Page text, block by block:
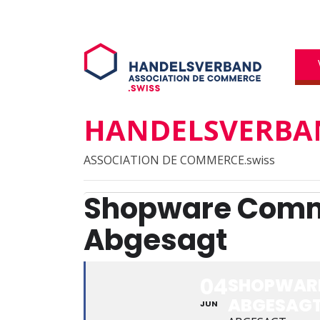
ASSOCIATION DE COMMERCE.swiss
Shopware
Abgesagt
JUN